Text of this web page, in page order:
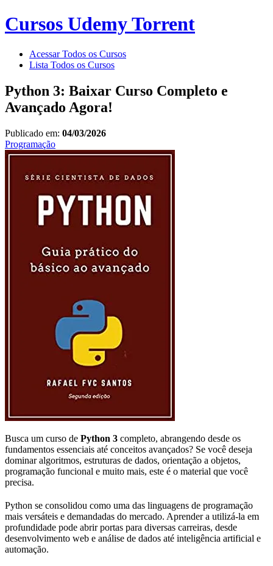
Cursos Udemy Torrent
Acessar Todos os Cursos
Lista Todos os Cursos
Python 3: Baixar Curso Completo e
Avançado Agora!
Publicado em: 04/03/2026
Programação
Busca um curso de Python 3 completo, abrangendo desde os
fundamentos essenciais até conceitos avançados? Se você deseja
dominar algoritmos, estruturas de dados, orientação a objetos,
programação funcional e muito mais, este é o material que você
precisa.
Python se consolidou como uma das linguagens de programação
mais versáteis e demandadas do mercado. Aprender a utilizá-la em
profundidade pode abrir portas para diversas carreiras, desde
desenvolvimento web e análise de dados até inteligência artificial e
automação.